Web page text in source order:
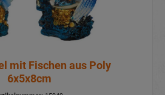
mit Fischen aus Poly
6x5x8cm